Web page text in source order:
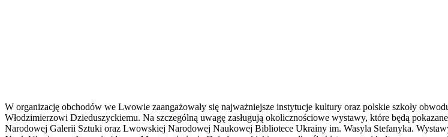
W organizację obchodów we Lwowie zaangażowały się najważniejsze instytucje kultury oraz polskie szkoły
Włodzimierzowi Dzieduszyckiemu. Na szczególną uwagę zasługują okolicznościowe wystawy, które będą
Narodowej Galerii Sztuki oraz Lwowskiej Narodowej Naukowej Bibliotece Ukrainy im. Wasyla Stefanyka.